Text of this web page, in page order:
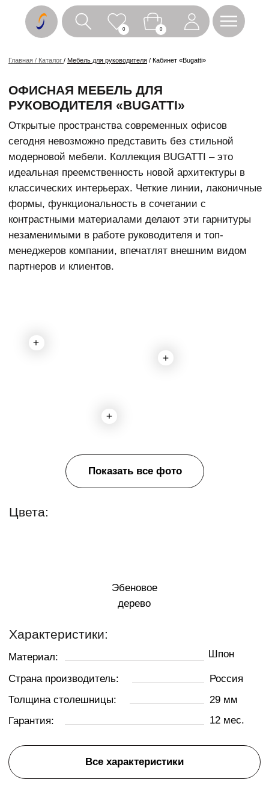
0 0
ОФИСНАЯ МЕБЕЛЬ ДЛЯ
Открытые пространства современных офисов
сегодня невозможно представить без стильной
модерновой мебели. Коллекция BUGATTI – это
идеальная преемственность новой архитектуры в
формы, функциональность в сочетании с
контрастными материалами делают эти гарнитуры
менеджеров компании, впечатлят внешним видом
партнеров и клиентов.
Характеристики:
Страна производитель:
Шпон
Гарантия:
Эбеновое